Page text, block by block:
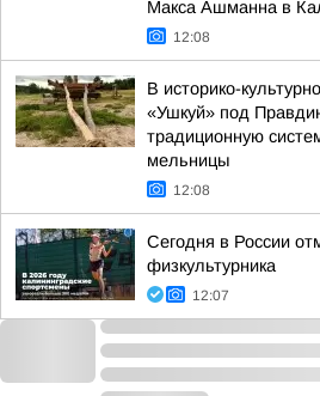
Макса Ашманна в
12:08
В историко-
«Ушкуй» под
традиционную
мельницы
12:08
Сегодня в России
физкультурника
12:07